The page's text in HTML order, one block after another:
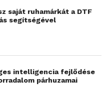
saját ruhamárkát a DTF
segítségével
intelligencia fejlődése
párhuzamai